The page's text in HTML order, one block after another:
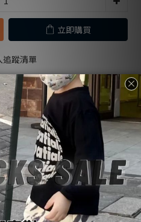
立即購買
追蹤清單
付款
式
顧客評價
描述